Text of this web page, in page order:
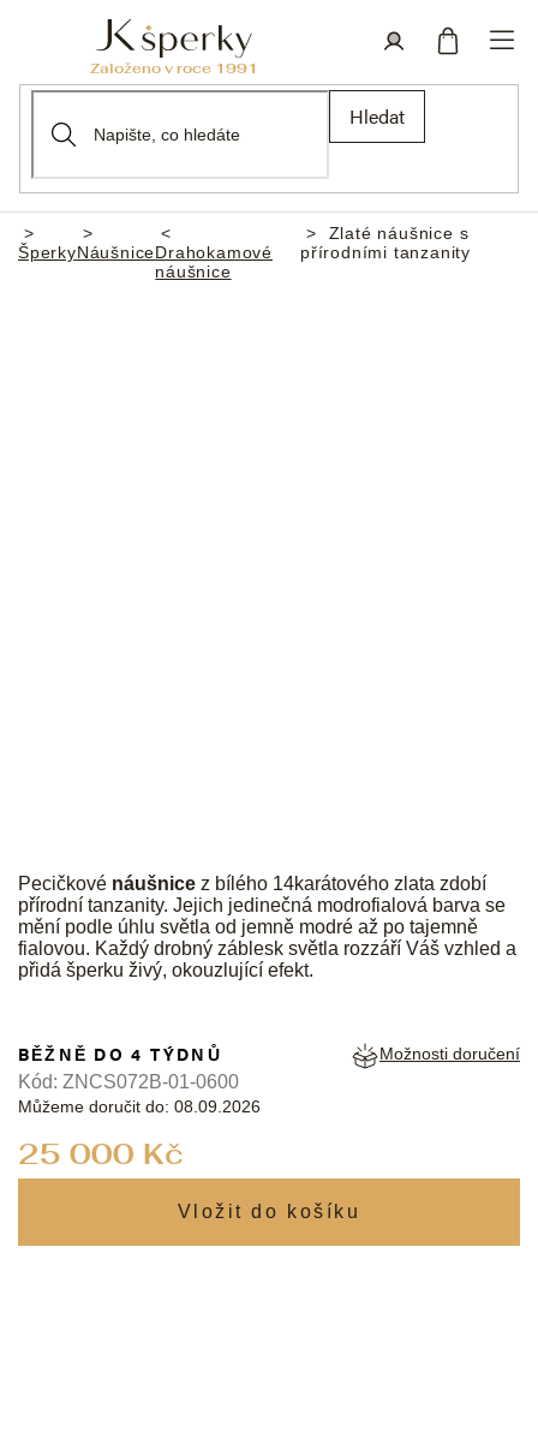
Hledat
Domů
ŠperkyNáušniceDrahokamové
náušnice
Zlaté náušnice s
přírodními tanzanity
Pecičkové náušnice z bílého 14karátového zlata zdobí
přírodní tanzanity. Jejich jedinečná modrofialová barva se
mění podle úhlu světla od jemně modré až po tajemně
fialovou. Každý drobný záblesk světla rozzáří Váš vzhled a
přidá šperku živý, okouzlující efekt.
25 000 Kč
BĚŽNĚ DO 4 TÝDNŮ
Můžeme doručit do: 08.09.2026
Možnosti doručení
Kód: ZNCS072B-01-0600